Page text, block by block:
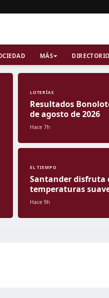
MÁS DIRECTORIO
LOTERÍAS
Resultados
de agosto de 2026
Hace 7h
EL TIEMPO
Santander disfruta
temperaturas
Hace 9h